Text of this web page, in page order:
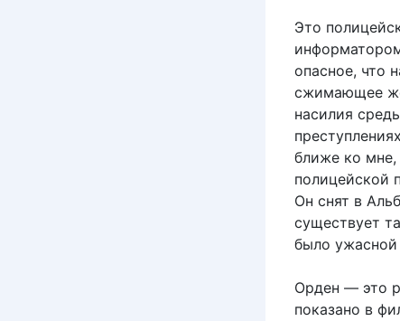
Это
опасное, что
сжимающее
насилия
ближе ко
полицейской
Он снят в
существует
было ужасной
Орден — это
показано в